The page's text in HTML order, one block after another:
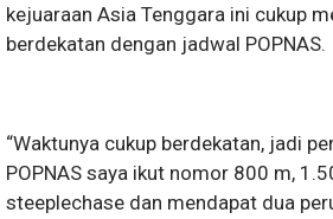
kejuaraan Asia Tenggara ini cukup
berdekatan dengan jadwal POPNAS.
“Waktunya cukup berdekatan, jadi
POPNAS saya ikut nomor 800 m,
steeplechase dan mendapat dua